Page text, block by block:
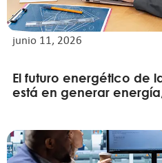
junio 11, 2026
El futuro energético de
está en generar